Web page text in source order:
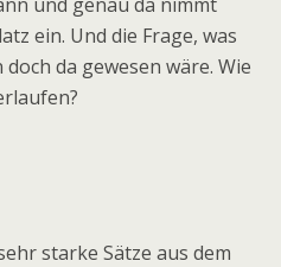
ein. Und die Frage, was
da gewesen wäre. Wie
starke Sätze aus dem